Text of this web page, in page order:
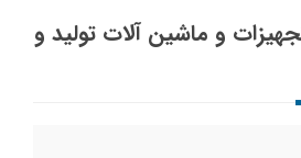
و ماشین آلات تولید و